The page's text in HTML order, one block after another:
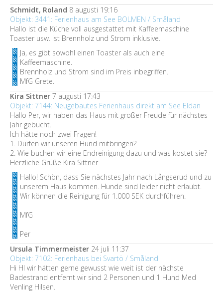
Schmidt, Roland 8 augusti 19:16
Objekt: 3441: Ferienhaus am See BOLMEN / Småland
Hallo ist die Küche voll ausgestattet mit Kaffeemaschine
Toaster usw. ist Brennholz und Strom inklusive.
Ja, es gibt sowohl einen Toaster als auch eine
Kaffeemaschine.
Brennholz und Strom sind im Preis inbegriffen.
MfG Grete.
Kira Sittner 7 augusti 17:43
Objekt: 7144: Neugebautes Ferienhaus direkt am See Eldan
Hallo Per, wir haben das Haus mit großer Freude für nächstes
Jahr gebucht.
Ich hätte noch zwei Fragen!
1. Dürfen wir unseren Hund mitbringen?
2. Wie buchen wir eine Endreinigung dazu und was kostet sie?
Herzliche Grüße Kira Sittner
Hallo! Schön, dass Sie nächstes Jahr nach Långserud und zu
unserem Haus kommen. Hunde sind leider nicht erlaubt.
Wir können die Reinigung für 1.000 SEK durchführen.
MfG
Per
Ursula Timmermeister 24 juli 11:37
Objekt: 7102: Ferienhaus bei Svartö / Småland
Hi HI wir hätten gerne gewusst wie weit ist der nächste
Badestrand entfernt wir sind 2 Personen und 1 Hund Med
Venling Hilsen.